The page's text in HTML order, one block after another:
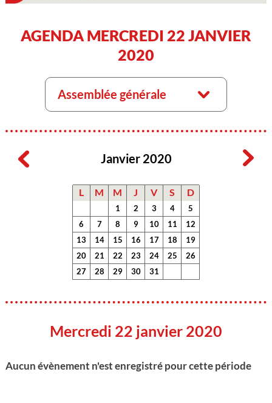
AGENDA MERCREDI 22 JANVIER
2020
Assemblée générale
Janvier 2020
L M M J V S D
1 2 3 4
5
6
7 8 9 10 11
12
13
14 15 16 17 18
19
20
21 22 23 24 25
26
27
28 29 30 31
Mercredi 22 janvier 2020
Aucun évènement n'est enregistré pour cette période